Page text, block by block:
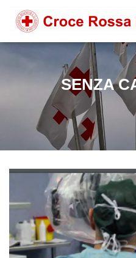
SENZA